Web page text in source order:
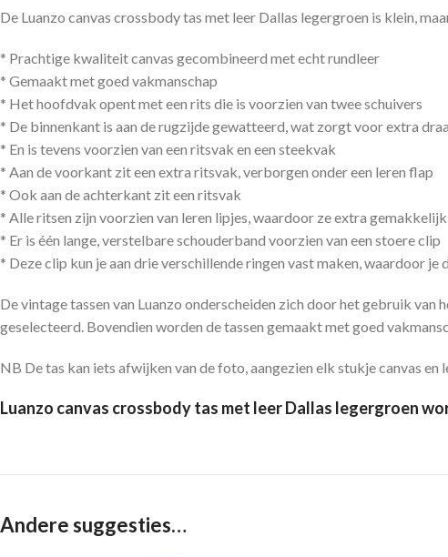
De Luanzo canvas crossbody tas met leer Dallas legergroen is klein,
* Prachtige kwaliteit canvas gecombineerd met echt rundleer
* Gemaakt met goed vakmanschap
* Het hoofdvak opent met een rits die is voorzien van twee schuivers
* De binnenkant is aan de rugzijde gewatteerd, wat zorgt voor extra
* En is tevens voorzien van een ritsvak en een steekvak
* Aan de voorkant zit een extra ritsvak, verborgen onder een leren flap
* Ook aan de achterkant zit een ritsvak
* Alle ritsen zijn voorzien van leren lipjes, waardoor ze extra
* Er is één lange, verstelbare schouderband voorzien van een stoere clip
* Deze clip kun je aan drie verschillende ringen vast maken, waardoor
De vintage tassen van Luanzo onderscheiden zich door het gebruik
geselecteerd. Bovendien worden de tassen gemaakt met goed
NB De tas kan iets afwijken van de foto, aangezien elk stukje canvas en
Luanzo canvas crossbody tas met leer Dallas legergroen
Andere suggesties…